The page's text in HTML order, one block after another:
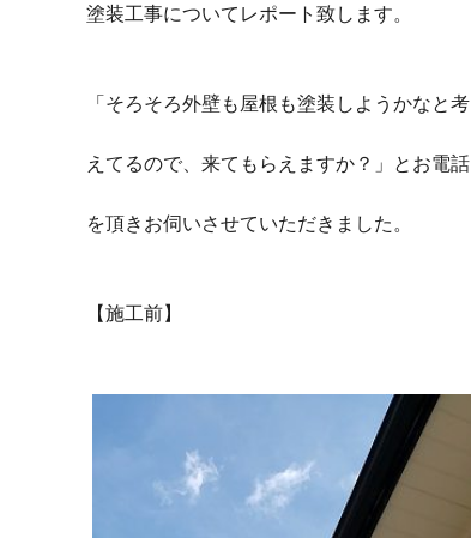
塗装工事についてレポート致します。
「そろそろ外壁も屋根も塗装しようかなと考
えてるので、来てもらえますか？」とお電話
を頂きお伺いさせていただきました。
【施工前】